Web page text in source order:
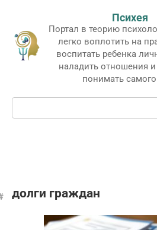
контенту
Психея
Портал в теорию
легко воплотить на
воспитать ребенка
наладить отношения и
понимать самого
Поиск:
долги граждан